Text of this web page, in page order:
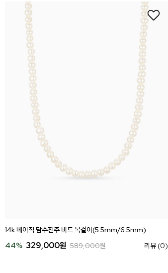
14k 베이직 담수진주 비드 목걸이(5.5mm/6.5mm)
44% 329,000원 589,000원 리뷰 (0)